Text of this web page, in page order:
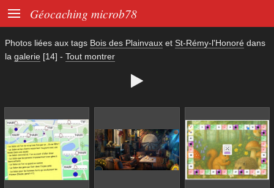
 Géocaching microb78
Photos liées aux tags Bois des Plainvaux et St-Rémy-l'Honoré dans
la galerie [14] - Tout montrer
